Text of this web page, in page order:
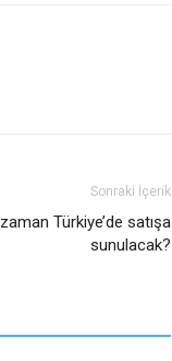
Sonraki İçerik
Türkiye’de satışa
sunulacak?